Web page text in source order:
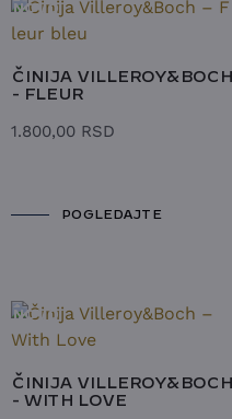
NOVO
ČINIJA VILLEROY&BOCH
- FLEUR
1.800,00 RSD
POGLEDAJTE
NOVO
ČINIJA VILLEROY&BOCH
- WITH LOVE